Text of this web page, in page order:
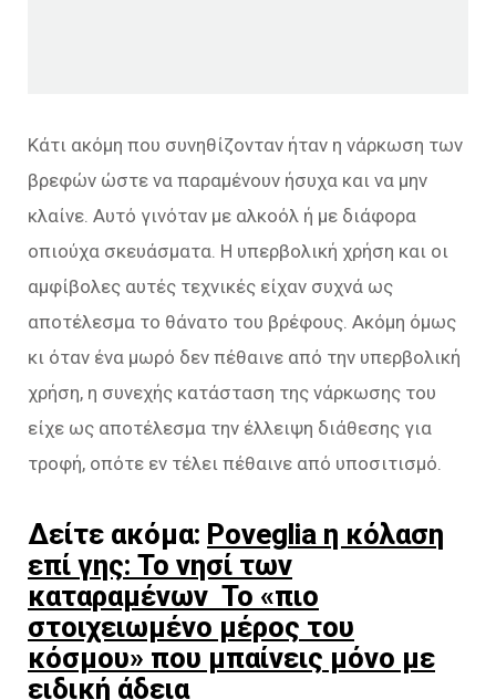
Κάτι ακόμη που συνηθίζονταν ήταν η νάρκωση των
βρεφών ώστε να παραμένουν ήσυχα και να μην
κλαίνε. Αυτό γινόταν με αλκοόλ ή με διάφορα
οπιούχα σκευάσματα. Η υπερβολική χρήση και οι
αμφίβολες αυτές τεχνικές είχαν συχνά ως
αποτέλεσμα το θάνατο του βρέφους. Ακόμη όμως
κι όταν ένα μωρό δεν πέθαινε από την υπερβολική
χρήση, η συνεχής κατάσταση της νάρκωσης του
είχε ως αποτέλεσμα την έλλειψη διάθεσης για
τροφή, οπότε εν τέλει πέθαινε από υποσιτισμό.
Δείτε ακόμα: Poveglia η κόλαση
επί γης: Το νησί των
καταραμένων Το «πιο
στοιχειωμένο μέρος του
κόσμου» που μπαίνεις μόνο με
ειδική άδεια